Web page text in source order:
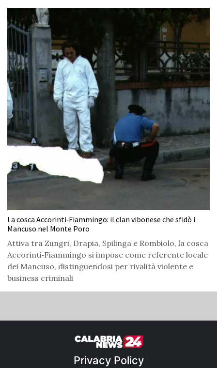
La cosca Accorinti‑Fiammingo: il clan vibonese che sfidò i
Mancuso nel Monte Poro
Attiva tra Zungri, Drapia, Spilinga e Rombiolo, la cosca
Accorinti‑Fiammingo si impose come referente locale
dei Mancuso, distinguendosi per rivalità violente e
business criminali
Privacy Policy